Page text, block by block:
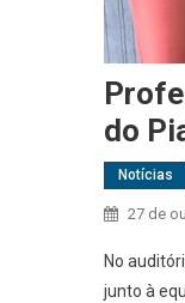
do
Notícias
27 de
No
junto à